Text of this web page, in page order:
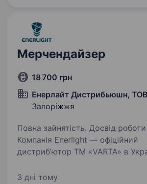
Мерчендайзер
18 700 грн
Енерлайт Дистрибьюшн, ТОВ
Запоріжжя
Повна зайнятість. Досвід роботи
Компанія Enerlight — офіційний
дистриб’ютор ТМ «VARTA» в
живлення і LED-освітлення у
3 дні тому